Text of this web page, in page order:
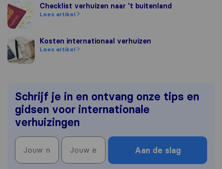
Checklist verhuizen naar 't buitenland
Checklist verhuizen naar 't buitenland
Lees artikel
Kosten internationaal verhuizen
Kosten internationaal verhuizen
Lees artikel
Schrijf je in en ontvang onze tips en
gidsen voor internationale
verhuizingen
Aan de slag